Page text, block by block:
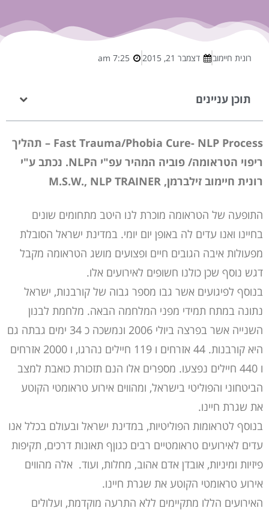
רונית חיימוב דצמבר 21, 2015 7:25 am
תוכן עניינים
Fast Trauma/Phobia Cure- NLP Process – תהליך
ריפוי הטראומה/ פוביה המהיר עפ"י הNLP. נכתב ע"י
רונית חיימוב זילברמן, M.S.W., NLP TRAINER
התופעה של הטראומה מוכרת לנו היטב מתחומים שונים
בחיינו ואנו עדים לה באופן יום יומי. במדינת ישראל הסובלת
מפעולות איבה הגובים חיים ופצועים מושג הטראומה מקבל
דגש נוסף שכן כולנו חשופים לאירועים אלו.
בנוסף לפיגועים אשר גבו מספר גבוה של קורבנות, ישראל
נתונה במתח תמידי מפני המלחמה הבאה. מלחמת לבנון
השנייה אשר בפרצה ביולי 2006 ונמשכה כ 34 ימים גבתה גם
היא קורבנות. 44 אזרחים ו 119 חיילים נהרגו, ו 2000 אזרחים
ו 440 חיילים נפצעו. מספרים אלו הנם תזכורת כואבת למצב
הביטחוני והפוליטי בישראל, ומהווים אירוע טראומטי הקוטע
את שגרת חיינו.
בנוסף לטראומות הפוליטיות, במדינת ישראל ובעולם בכלל אנו
עדים לאירועים טראומטיים רבים כגוןף תאונות דרכים, תקיפות
פיזיות ומיניות, אובדן אדם אהוב, מחלות, ועוד. אלה מהווים
אירוע טראומטי הקוטע את שגרת חיינו.
האירועים הללו מתקיימים ללא התרעה מוקדמת, ועלולים